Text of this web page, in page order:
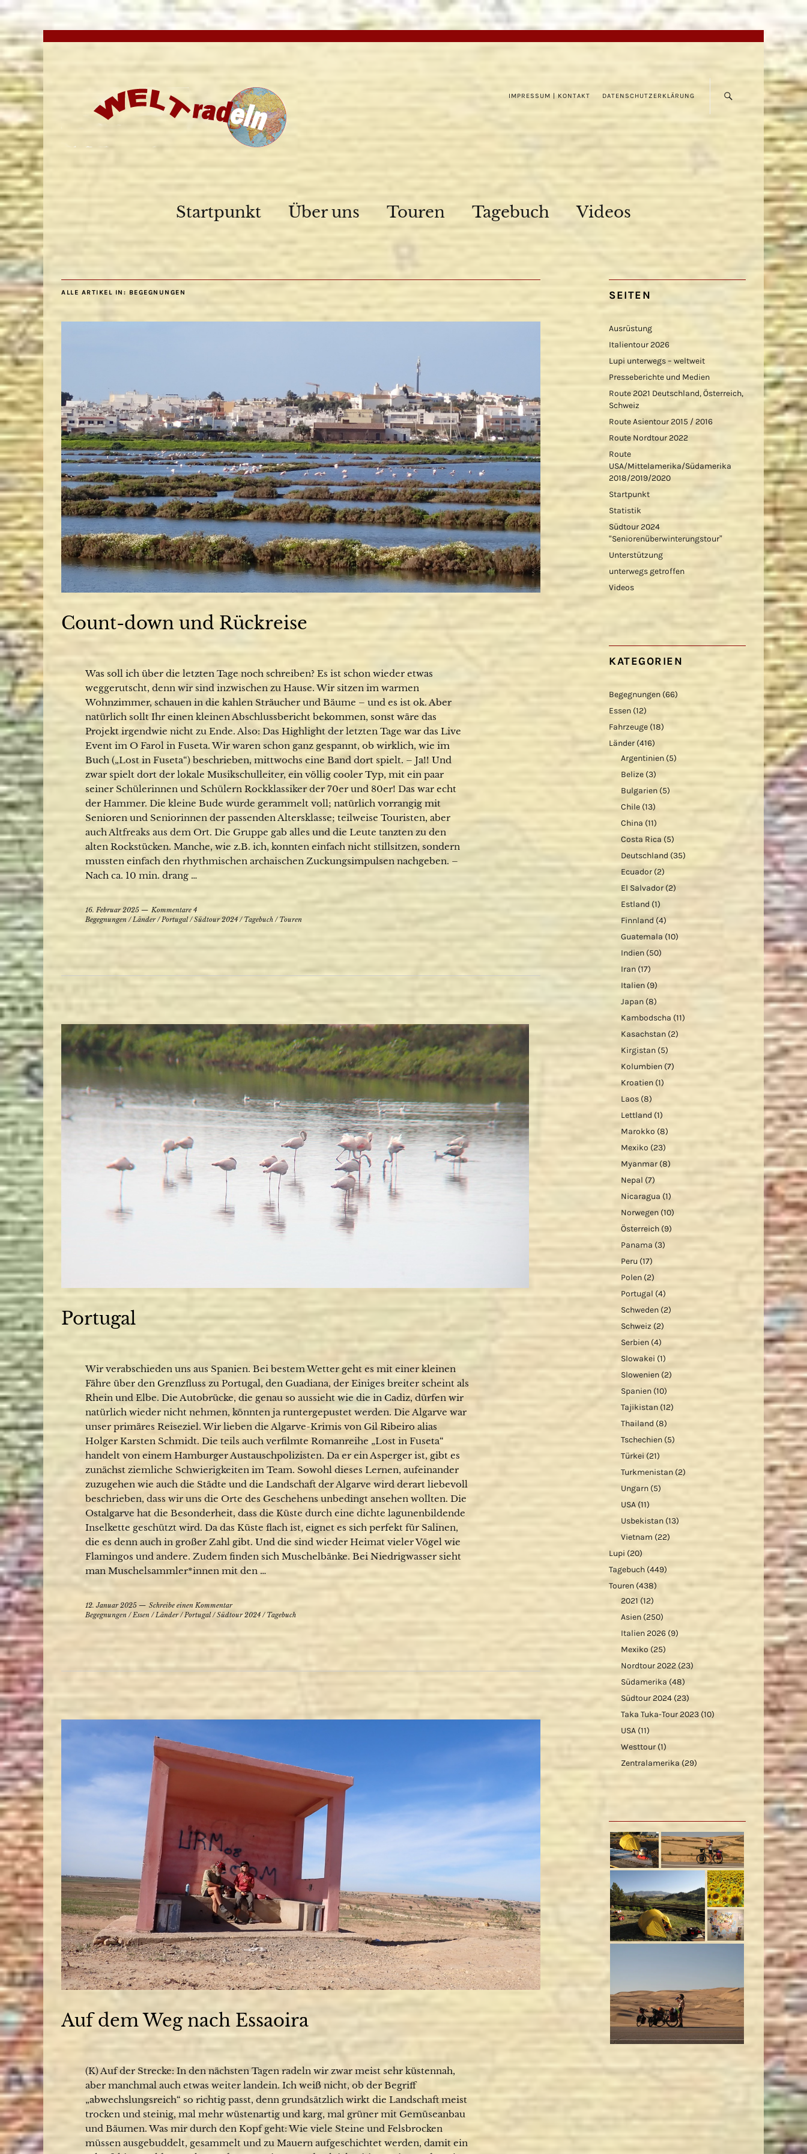
IMPRESSUM | KONTAKT DATENSCHUTZERKLÄRUNG
Startpunkt Über uns Touren Tagebuch Videos
ALLE ARTIKEL IN: BEGEGNUNGEN
Count-down und Rückreise
Was soll ich über die letzten Tage noch schreiben? Es ist schon wieder etwas
weggerutscht, denn wir sind inzwischen zu Hause. Wir sitzen im warmen
Wohnzimmer, schauen in die kahlen Sträucher und Bäume – und es ist ok. Aber
natürlich sollt Ihr einen kleinen Abschlussbericht bekommen, sonst wäre das
Projekt irgendwie nicht zu Ende. Also: Das Highlight der letzten Tage war das Live
Event im O Farol in Fuseta. Wir waren schon ganz gespannt, ob wirklich, wie im
Buch („Lost in Fuseta“) beschrieben, mittwochs eine Band dort spielt. – Ja!! Und
zwar spielt dort der lokale Musikschulleiter, ein völlig cooler Typ, mit ein paar
seiner Schülerinnen und Schülern Rockklassiker der 70er und 80er! Das war echt
der Hammer. Die kleine Bude wurde gerammelt voll; natürlich vorrangig mit
Senioren und Seniorinnen der passenden Altersklasse; teilweise Touristen, aber
auch Altfreaks aus dem Ort. Die Gruppe gab alles und die Leute tanzten zu den
alten Rockstücken. Manche, wie z.B. ich, konnten einfach nicht stillsitzen, sondern
mussten einfach den rhythmischen archaischen Zuckungsimpulsen nachgeben. –
Nach ca. 10 min. drang …
16. Februar 2025
Kommentare 4
Begegnungen/Länder/Portugal/Südtour 2024 / Tagebuch/ Touren
Portugal
Wir verabschieden uns aus Spanien. Bei bestem Wetter geht es mit einer kleinen
Fähre über den Grenzfluss zu Portugal, den Guadiana, der Einiges breiter scheint als
Rhein und Elbe. Die Autobrücke, die genau so aussieht wie die in Cadiz, dürfen wir
natürlich wieder nicht nehmen, könnten ja runtergepustet werden. Die Algarve war
unser primäres Reiseziel. Wir lieben die Algarve-Krimis von Gil Ribeiro alias
Holger Karsten Schmidt. Die teils auch verfilmte Romanreihe „Lost in Fuseta“
handelt von einem Hamburger Austauschpolizisten. Da er ein Asperger ist, gibt es
zunächst ziemliche Schwierigkeiten im Team. Sowohl dieses Lernen, aufeinander
zuzugehen wie auch die Städte und die Landschaft der Algarve wird derart liebevoll
beschrieben, dass wir uns die Orte des Geschehens unbedingt ansehen wollten. Die
Ostalgarve hat die Besonderheit, dass die Küste durch eine dichte lagunenbildende
Inselkette geschützt wird. Da das Küste flach ist, eignet es sich perfekt für Salinen,
die es denn auch in großer Zahl gibt. Und die sind wieder Heimat vieler Vögel wie
Flamingos und andere. Zudem finden sich Muschelbänke. Bei Niedrigwasser sieht
man Muschelsammler*innen mit den …
12. Januar 2025
Schreibe einen Kommentar
Begegnungen/Essen/Länder/Portugal/Südtour 2024/ Tagebuch
Auf dem Weg nach Essaoira
(K) Auf der Strecke: In den nächsten Tagen radeln wir zwar meist sehr küstennah,
aber manchmal auch etwas weiter landein. Ich weiß nicht, ob der Begriff
„abwechslungsreich“ so richtig passt, denn grundsätzlich wirkt die Landschaft meist
trocken und steinig, mal mehr wüstenartig und karg, mal grüner mit Gemüseanbau
und Bäumen. Was mir durch den Kopf geht: Wie viele Steine und Felsbrocken
müssen ausgebuddelt, gesammelt und zu Mauern aufgeschichtet werden, damit ein
SEITEN
Ausrüstung
Italientour 2026
Lupi unterwegs – weltweit
Presseberichte und Medien
Route 2021 Deutschland, Österreich,
Schweiz
Route Asientour 2015 / 2016
Route Nordtour 2022
Route
USA/Mittelamerika/Südamerika
2018/2019/2020
Startpunkt
Statistik
Südtour 2024
“Seniorenüberwinterungstour”
Unterstützung
unterwegs getroffen
Videos
KATEGORIEN
Begegnungen (66)
Essen (12)
Fahrzeuge (18)
Länder (416)
Argentinien (5)
Belize (3)
Bulgarien (5)
Chile (13)
China (11)
Costa Rica (5)
Deutschland (35)
Ecuador (2)
El Salvador (2)
Estland (1)
Finnland(4)
Guatemala (10)
Indien (50)
Iran (17)
Italien (9)
Japan (8)
Kambodscha (11)
Kasachstan (2)
Kirgistan (5)
Kolumbien (7)
Kroatien (1)
Laos (8)
Lettland (1)
Marokko (8)
Mexiko (23)
Myanmar (8)
Nepal (7)
Nicaragua (1)
Norwegen (10)
Österreich (9)
Panama (3)
Peru (17)
Polen (2)
Portugal (4)
Schweden (2)
Schweiz (2)
Serbien (4)
Slowakei (1)
Slowenien (2)
Spanien (10)
Tajikistan (12)
Thailand (8)
Tschechien (5)
Türkei (21)
Turkmenistan (2)
Ungarn (5)
USA (11)
Usbekistan (13)
Vietnam (22)
Lupi (20)
Tagebuch (449)
Touren (438)
2021 (12)
Asien (250)
Italien 2026 (9)
Mexiko (25)
Nordtour 2022 (23)
Südamerika (48)
Südtour 2024 (23)
Taka Tuka-Tour 2023 (10)
USA (11)
Westtour (1)
Zentralamerika (29)